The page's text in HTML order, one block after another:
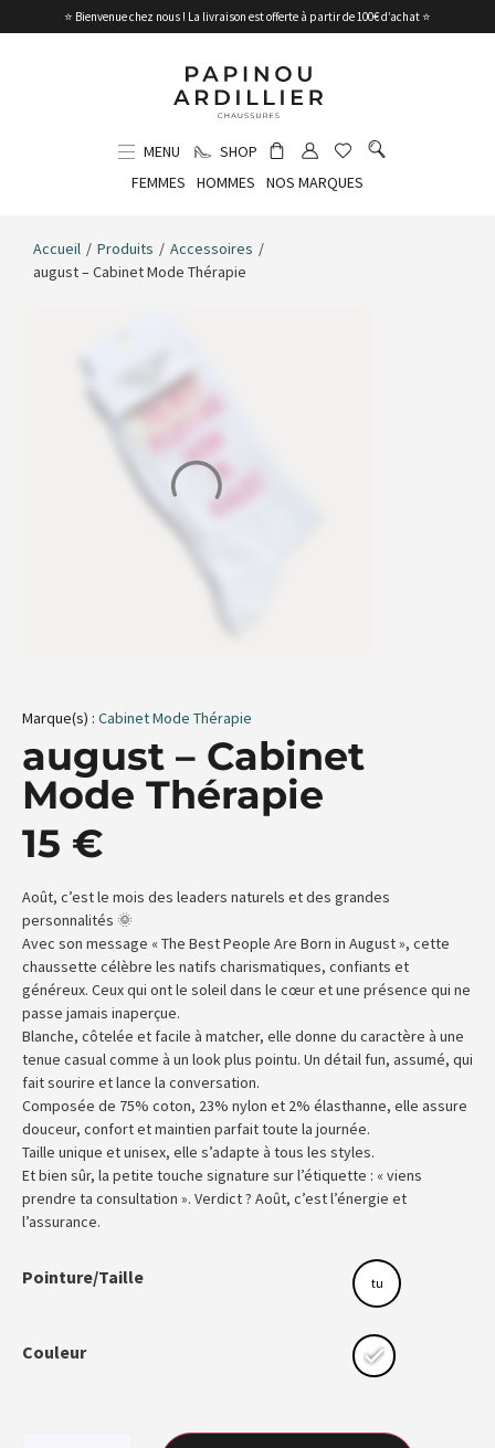
⭐ Bienvenue chez nous ! La livraison est offerte à partir de 100€ d’achat ⭐
MENU
SHOP
FEMMES
HOMMES NOS MARQUES
Accueil / Produits / Accessoires /
august – Cabinet Mode Thérapie
Marque(s) : Cabinet Mode Thérapie
august – Cabinet
Mode Thérapie
15 €
Août, c’est le mois des leaders naturels et des grandes
personnalités 🌞
Avec son message « The Best People Are Born in August », cette
chaussette célèbre les natifs charismatiques, confiants et
généreux. Ceux qui ont le soleil dans le cœur et une présence qui ne
passe jamais inaperçue.
Blanche, côtelée et facile à matcher, elle donne du caractère à une
tenue casual comme à un look plus pointu. Un détail fun, assumé, qui
fait sourire et lance la conversation.
Composée de 75% coton, 23% nylon et 2% élasthanne, elle assure
douceur, confort et maintien parfait toute la journée.
Taille unique et unisex, elle s’adapte à tous les styles.
Et bien sûr, la petite touche signature sur l’étiquette : « viens
prendre ta consultation ». Verdict ? Août, c’est l’énergie et
l’assurance.
Pointure/Taille tu
Couleur